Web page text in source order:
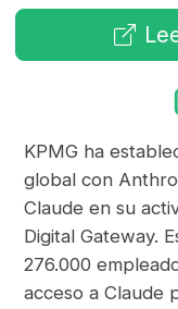
KPMG ha
global con
Claude en su
Digital Gateway.
276.000
acceso a Claude